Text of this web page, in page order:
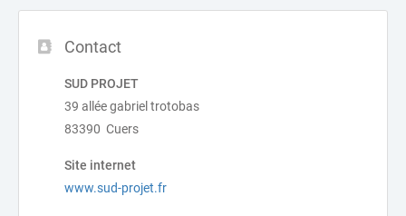
Contact
SUD PROJET
39 allée gabriel trotobas
83390 Cuers
Site internet
www.sud-projet.fr